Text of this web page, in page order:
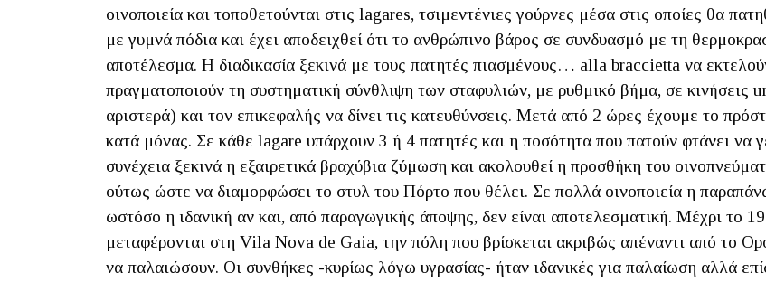
οινοποιεία και τοποθετούνται στις lagares, τσιμεντένιες γούρνες μέσα στις οποίες θα
με γυμνά πόδια και έχει αποδειχθεί ότι το ανθρώπινο βάρος σε συνδυασμό με τη
αποτέλεσμα. Η διαδικασία ξεκινά με τους πατητές πιασμένους… alla braccietta να
πραγματοποιούν τη συστηματική σύνθλιψη των σταφυλιών, με ρυθμικό βήμα, σε
αριστερά) και τον επικεφαλής να δίνει τις κατευθύνσεις. Μετά από 2 ώρες έχουμε το
κατά μόνας. Σε κάθε lagare υπάρχουν 3 ή 4 πατητές και η ποσότητα που πατούν φτάνει να
συνέχεια ξεκινά η εξαιρετικά βραχύβια ζύμωση και ακολουθεί η προσθήκη του
ούτως ώστε να διαμορφώσει το στυλ του Πόρτο που θέλει. Σε πολλά οινοποιεία η παραπάνω
ωστόσο η ιδανική αν και, από παραγωγικής άποψης, δεν είναι αποτελεσματική. Μέχρι το
μεταφέρονται στη Vila Nova de Gaia, την πόλη που βρίσκεται ακριβώς απέναντι από το
να παλαιώσουν. Οι συνθήκες -κυρίως λόγω υγρασίας- ήταν ιδανικές για παλαίωση αλλά